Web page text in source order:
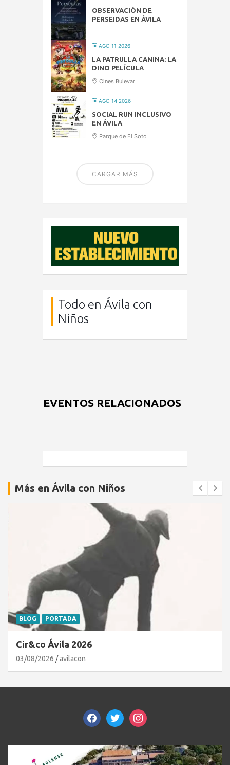
OBSERVACIÓN DE
PERSEIDAS EN ÁVILA
AGO 11 2026
LA PATRULLA CANINA: LA
DINO PELÍCULA
Cines Bulevar
AGO 14 2026
SOCIAL RUN INCLUSIVO
EN ÁVILA
Parque de El Soto
CARGAR MÁS
Todo en Ávila con
Niños
EVENTOS RELACIONADOS
Más en Ávila con Niños
BLOG PORTADA
Cir&co Ávila 2026
03/08/2026 avilacon
facebooktwitterinstagram